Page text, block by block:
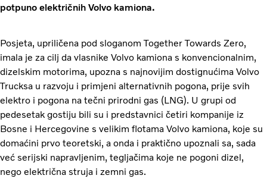
potpuno električnih Volvo kamiona.
Posjeta, upriličena pod sloganom Together Towards Zero,
imala je za cilj da vlasnike Volvo kamiona s konvencionalnim,
dizelskim motorima, upozna s najnovijim dostignućima Volvo
Trucksa u razvoju i primjeni alternativnih pogona, prije svih
elektro i pogona na tečni prirodni gas (LNG). U grupi od
pedesetak gostiju bili su i predstavnici četiri kompanije iz
Bosne i Hercegovine s velikim flotama Volvo kamiona, koje su
domaćini prvo teoretski, a onda i praktično upoznali sa, sada
već serijski napravljenim, tegljačima koje ne pogoni dizel,
nego električna struja i zemni gas.